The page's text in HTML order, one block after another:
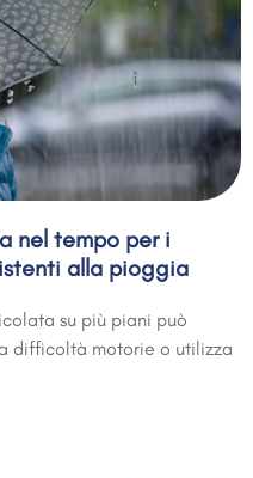
nel tempo per i
alla pioggia
su più piani può
difficoltà motorie o utilizza